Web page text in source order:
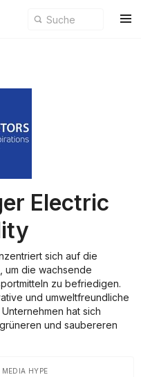
Electric
sich auf die
um die wachsende
zu befriedigen.
und umweltfreundliche
hat sich
und saubereren
MEDIA HYPE